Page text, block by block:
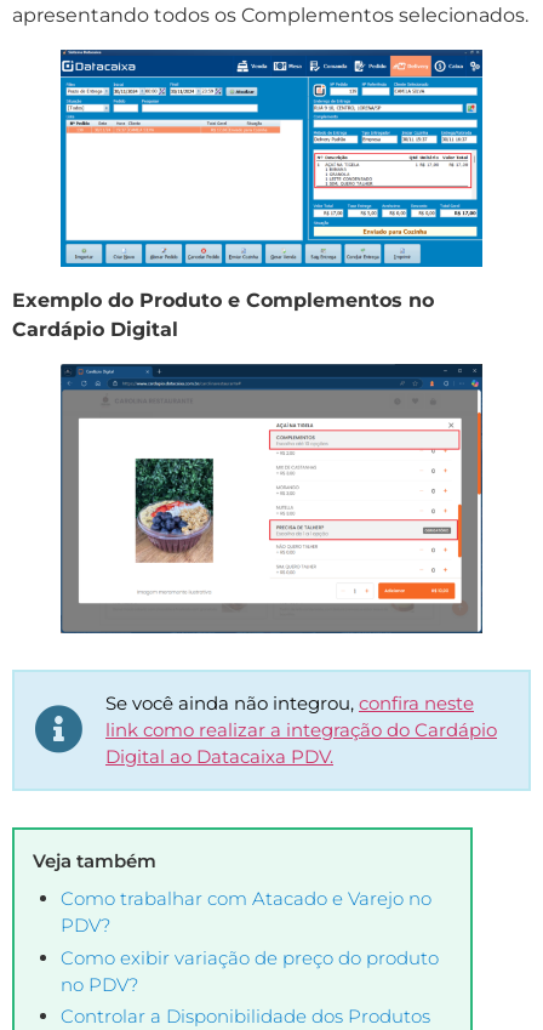
apresentando todos os Complementos selecionados.
Exemplo do Produto e Complementos no
Cardápio Digital
Se você ainda não integrou, confira neste
link como realizar a integração do Cardápio
Digital ao Datacaixa PDV.
Veja também
Como trabalhar com Atacado e Varejo no
PDV?
Como exibir variação de preço do produto
no PDV?
Controlar a Disponibilidade dos Produtos